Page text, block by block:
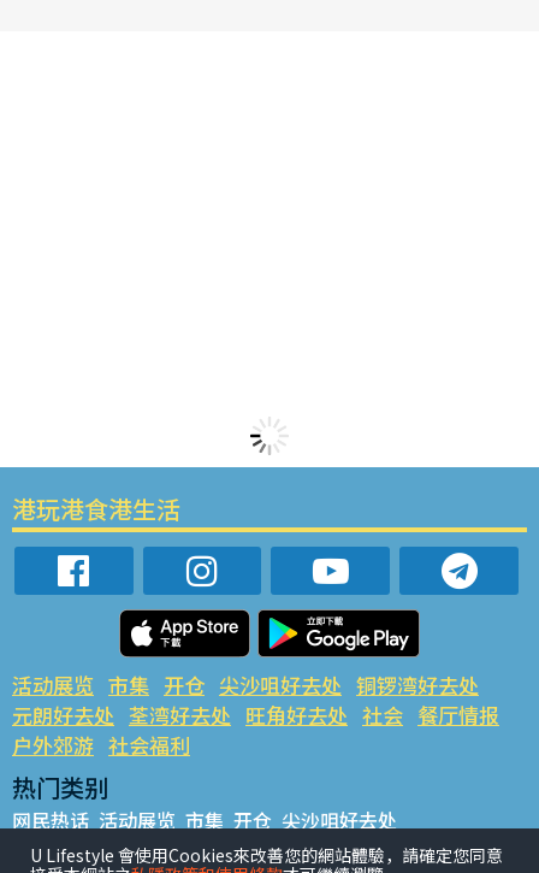
港玩港食港生活
活动展览 市集 开仓 尖沙咀好去处 铜锣湾好去处
元朗好去处 荃湾好去处 旺角好去处 社会 餐厅情报
户外郊游 社会福利
热门类别
网民热话 活动展览 市集 开仓 尖沙咀好去处
铜锣湾好去处 元朗好去处 荃湾好去处 旺角好去处 社会
U Lifestyle 會使用Cookies來改善您的網站體驗，請確定您同意